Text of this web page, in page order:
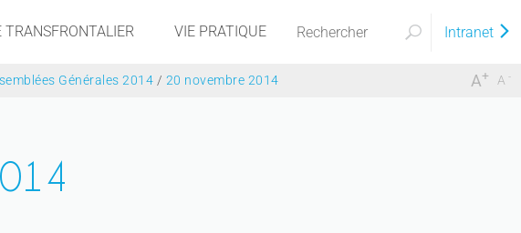
TRANSFRONTALIER VIE PRATIQUE Intranet
-
A
+
A
Générales 2014 / 20 novembre 2014